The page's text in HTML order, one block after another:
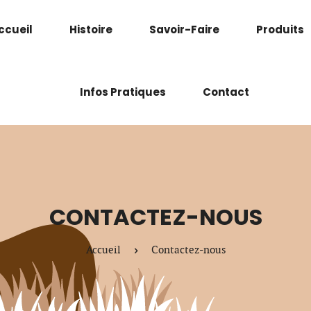
Histoire Savoir-Faire Produits
Infos Pratiques Contact
CONTACTEZ-NOUS
Accueil Contactez-nous